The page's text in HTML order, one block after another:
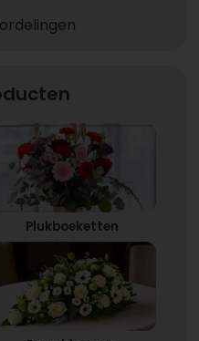
Plukboeketten